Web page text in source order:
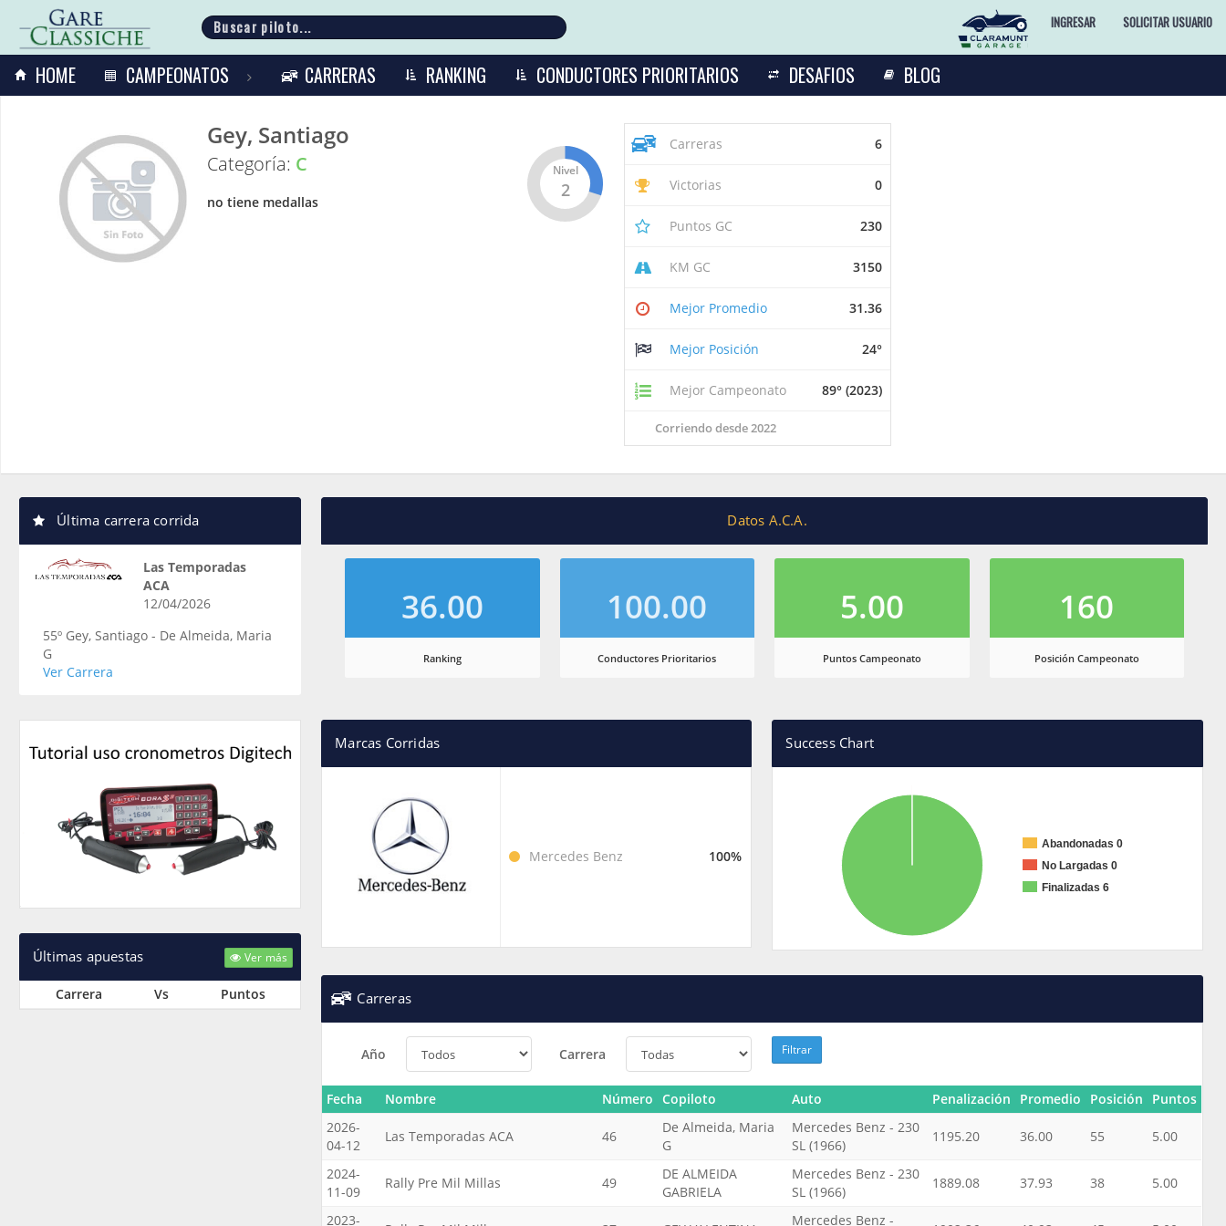
INGRESAR SOLICITAR USUARIO
HOME CAMPEONATOS CARRERAS RANKING CONDUCTORES PRIORITARIOS DESAFIOS BLOG
Gey, Santiago
Categoría: C
no tiene medallas
Nivel
2
Carreras 6
Victorias 0
Puntos GC 230
KM GC 3150
Mejor Promedio 31.36
Mejor Posición 24°
Mejor Campeonato 89° (2023)
Corriendo desde 2022
Última carrera corrida
Las Temporadas
ACA
12/04/2026
55º Gey, Santiago - De Almeida, Maria
G
Ver Carrera
Datos A.C.A.
36.00
Ranking
100.00
Conductores Prioritarios
5.00
Puntos Campeonato
160
Posición Campeonato
Últimas apuestas Ver más
Carrera Vs Puntos
Marcas Corridas
Mercedes Benz 100%
Success Chart
Abandonadas 0
No Largadas 0
Finalizadas 6
Carreras
Año Carrera Filtrar
Fecha Nombre Número Copiloto Auto Penalización Promedio Posición
Puntos
2026-
04-12
Las Temporadas ACA 46
De Almeida, Maria
G
Mercedes Benz - 230
SL (1966)
1195.20 36.00 55 5.00
2024-
11-09
Rally Pre Mil Millas 49
DE ALMEIDA
GABRIELA
Mercedes Benz - 230
SL (1966)
1889.08 37.93 38 5.00
2023- Mercedes Benz -